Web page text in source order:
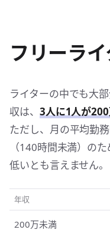
フリーラ
ライターの中でも大
収は、 3人に1人が
ただし、月の平均勤
（140時間未満）の
低いとも言えません。
年収
200万未満